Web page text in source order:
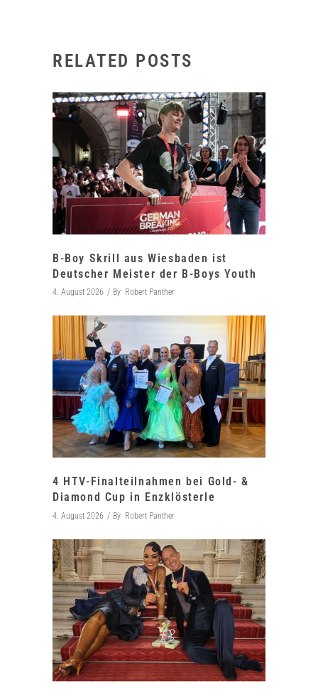
RELATED POSTS
B-Boy Skrill aus Wiesbaden ist
Deutscher Meister der B-Boys Youth
4. August 2026 By Robert Panther
4 HTV-Finalteilnahmen bei Gold- &
Diamond Cup in Enzklösterle
4. August 2026 By Robert Panther